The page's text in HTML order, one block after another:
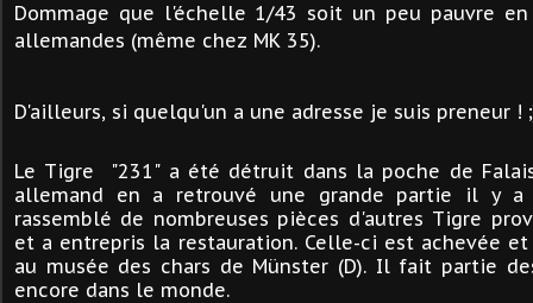
Dommage que l'échelle 1/43 soit un peu pauvre
allemandes (même chez MK 35).
D'ailleurs, si quelqu'un a une adresse je suis preneur !
Le Tigre "231" a été détruit dans la poche de
allemand en a retrouvé une grande partie il y
rassemblé de nombreuses pièces d'autres Tigre
et a entrepris la restauration. Celle-ci est achevée
au musée des chars de Münster (D). Il fait partie
encore dans le monde.